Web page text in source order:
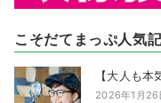
こそだてまっぷ人気
【大人も
2026年1月26